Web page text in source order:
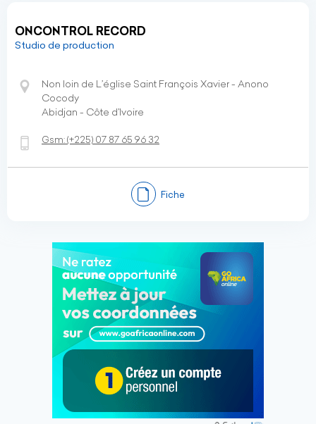
ONCONTROL RECORD
Studio de production
Non loin de L’église Saint François Xavier - Anono
Cocody
Abidjan - Côte d’Ivoire
Gsm:(+225) 07 87 65 96 32
Fiche